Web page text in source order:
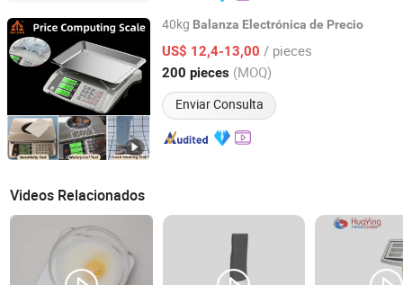
40kg Balanza Electrónica de Precio
US$ 12,4-13,00 / pieces
200 pieces (MOQ)
Enviar Consulta
Zhejiang Junkaishun Industrial and Trade Co., Ltd.
Zhejiang, China Desde 2025
Videos Relacionados